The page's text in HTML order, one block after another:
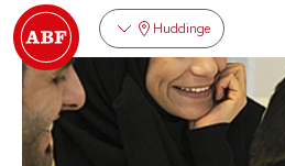
Huddinge